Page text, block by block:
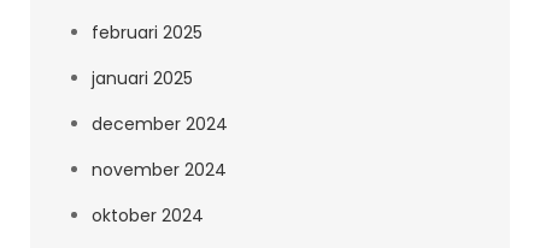
februari 2025
januari 2025
december 2024
november 2024
oktober 2024